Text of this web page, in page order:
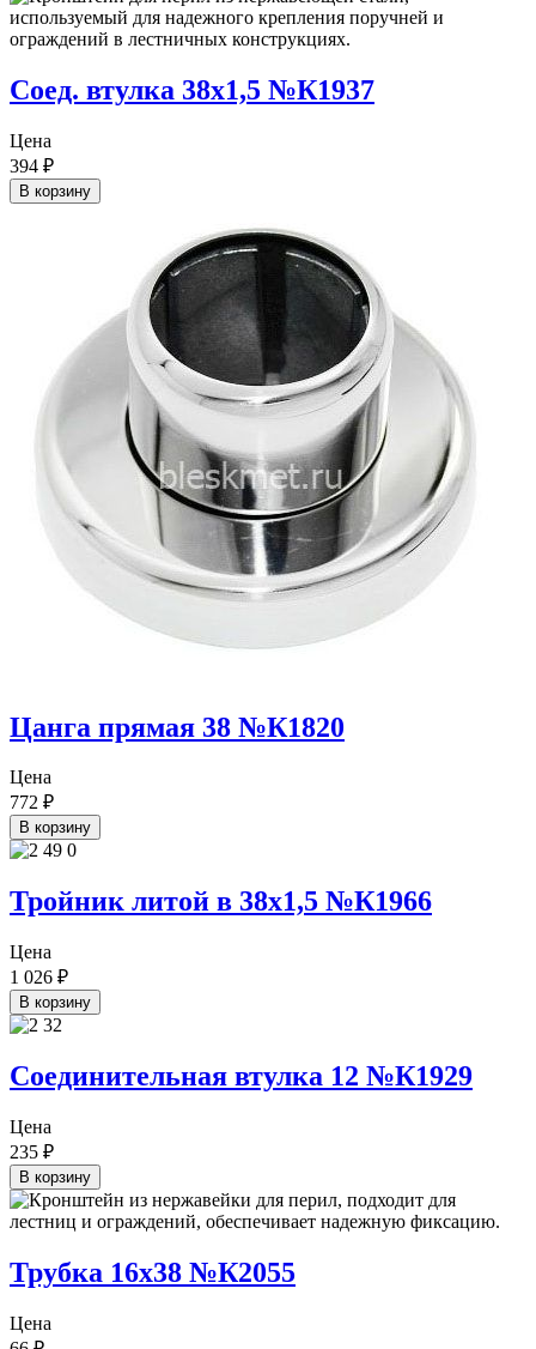
Соед. втулка 38х1,5 №К1937
Цена
394 ₽
В корзину
Цанга прямая 38 №К1820
Цена
772 ₽
В корзину
Тройник литой в 38х1,5 №К1966
Цена
1 026 ₽
В корзину
Соединительная втулка 12 №К1929
Цена
235 ₽
В корзину
Трубка 16х38 №К2055
Цена